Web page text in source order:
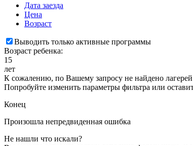
Дата заезда
Цена
Возраст
Выводить только активные программы
Возраст ребенка:
15
лет
К сожалению, по Вашему запросу не найдено
Попробуйте изменить параметры фильтра или
Конец
Произошла непредвиденная ошибка
Не нашли что искали?